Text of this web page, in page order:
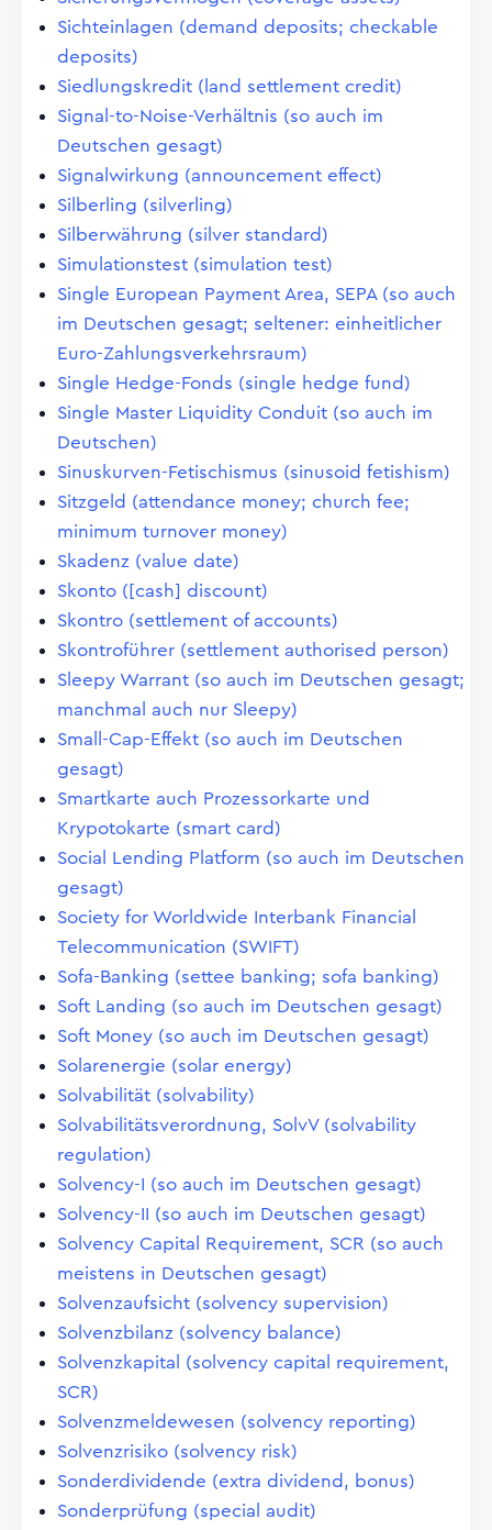
Sichteinlagen (demand deposits; checkable
deposits)
Siedlungskredit (land settlement credit)
Signal-to-Noise-Verhältnis (so auch im
Deutschen gesagt)
Signalwirkung (announcement effect)
Silberling (silverling)
Silberwährung (silver standard)
Simulationstest (simulation test)
Single European Payment Area, SEPA (so auch
im Deutschen gesagt; seltener: einheitlicher
Euro-Zahlungsverkehrsraum)
Single Hedge-Fonds (single hedge fund)
Single Master Liquidity Conduit (so auch im
Deutschen)
Sinuskurven-Fetischismus (sinusoid fetishism)
Sitzgeld (attendance money; church fee;
minimum turnover money)
Skadenz (value date)
Skonto ([cash] discount)
Skontro (settlement of accounts)
Skontroführer (settlement authorised person)
Sleepy Warrant (so auch im Deutschen gesagt;
manchmal auch nur Sleepy)
Small-Cap-Effekt (so auch im Deutschen
gesagt)
Smartkarte auch Prozessorkarte und
Krypotokarte (smart card)
Social Lending Platform (so auch im Deutschen
gesagt)
Society for Worldwide Interbank Financial
Telecommunication (SWIFT)
Sofa-Banking (settee banking; sofa banking)
Soft Landing (so auch im Deutschen gesagt)
Soft Money (so auch im Deutschen gesagt)
Solarenergie (solar energy)
Solvabilität (solvability)
Solvabilitätsverordnung, SolvV (solvability
regulation)
Solvency-I (so auch im Deutschen gesagt)
Solvency-II (so auch im Deutschen gesagt)
Solvency Capital Requirement, SCR (so auch
meistens in Deutschen gesagt)
Solvenzaufsicht (solvency supervision)
Solvenzbilanz (solvency balance)
Solvenzkapital (solvency capital requirement,
SCR)
Solvenzmeldewesen (solvency reporting)
Solvenzrisiko (solvency risk)
Sonderdividende (extra dividend, bonus)
Sonderprüfung (special audit)